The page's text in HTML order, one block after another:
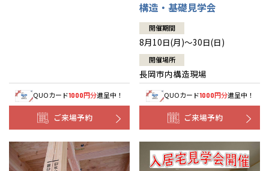
QUOカード1000円分進呈中！
ご来場予約
構造・基礎見学会
開催期間
8月10日(月)～30日(日)
開催場所
長岡市内構造現場
QUOカード1000円分進呈中！
ご来場予約